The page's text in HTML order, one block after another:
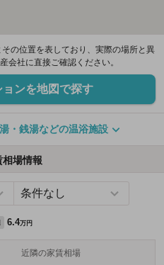
の位置を表しており、実際の場所と異
会社に直接ご確認ください。
ョンを地図で探す
・銭湯などの温浴施設
場情報
6.4万円
近隣の家賃相場